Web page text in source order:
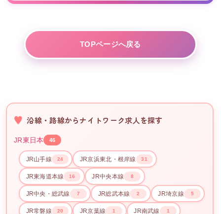
TOPページへ戻る
沿線・路線からナイトワーク求人を探す
JR東日本 46
JR山手線 24 JR京浜東北・根岸線 31
JR東海道本線 16 JR中央本線 8
JR中央・総武線 7 JR総武本線 2 JR埼京線 5
JR常磐線 20 JR京葉線 1 JR南武線 1